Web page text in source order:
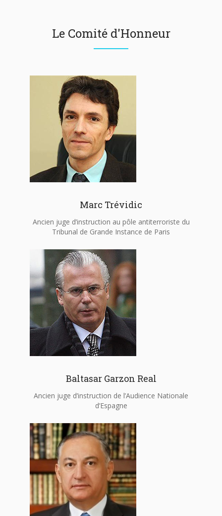
Le Comité d'Honneur
Marc Trévidic
Ancien juge d’instruction au pôle antiterroriste du
Tribunal de Grande Instance de Paris
Baltasar Garzon Real
Ancien juge d’instruction de l’Audience Nationale
d’Espagne